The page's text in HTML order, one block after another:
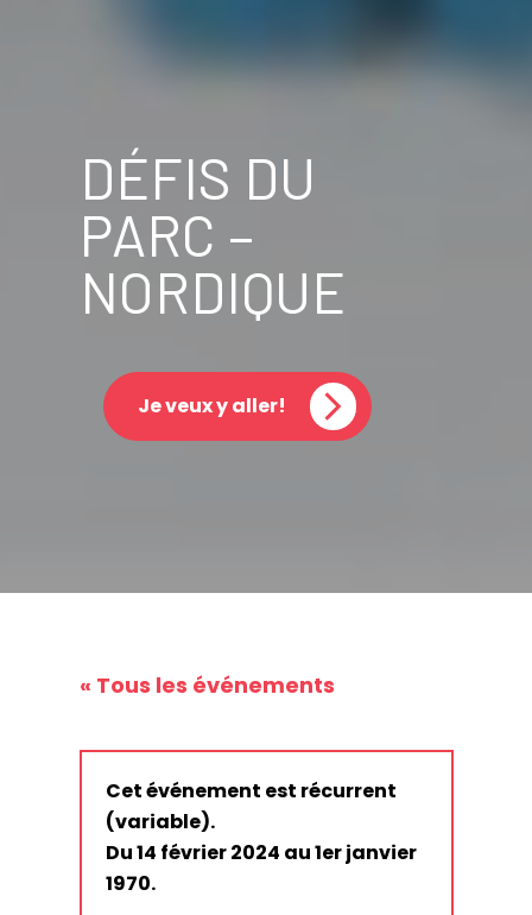
DÉFIS DU
PARC –
NORDIQUE
Je veux y aller!
« Tous les événements
Cet événement est récurrent
(variable).
Du 14 février 2024 au 1er janvier
1970.